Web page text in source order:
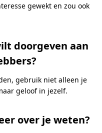
gewekt en zou ook
doorgeven aan
gebruik niet alleen je
geloof in jezelf.
over je weten?